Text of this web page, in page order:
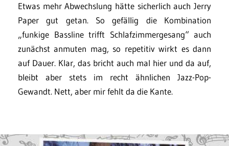
Etwas mehr Abwechslung hätte sicherlich auch Jerry
Paper gut getan. So gefällig die Kombination
„funkige Bassline trifft Schlafzimmergesang“ auch
zunächst anmuten mag, so repetitiv wirkt es dann
auf Dauer. Klar, das bricht auch mal hier und da auf,
bleibt aber stets im recht ähnlichen Jazz-Pop-
Gewandt. Nett, aber mir fehlt da die Kante.